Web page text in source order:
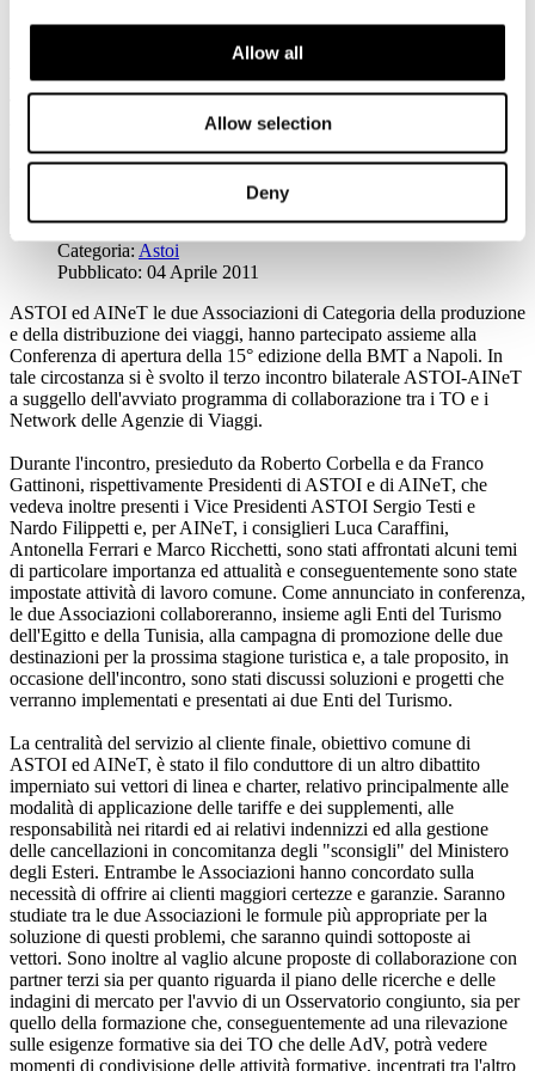
Allow all
Allow selection
Deny
ASTOI - CONFINDUSTRIA VIAGGI
Viale Pasteur n.10 (Palazzo Confindustria) 00144 - Roma
astoinewsonline@astoi.com
Prosegue il dialogo tra ASTOI ed AINeT
Dettagli
Categoria: Astoi
Pubblicato: 04 Aprile 2011
ASTOI ed AINeT le due Associazioni di Categoria della produzione
e della distribuzione dei viaggi, hanno partecipato assieme alla
Conferenza di apertura della 15° edizione della BMT a Napoli. In
tale circostanza si è svolto il terzo incontro bilaterale ASTOI-AINeT
a suggello dell'avviato programma di collaborazione tra i TO e i
Network delle Agenzie di Viaggi.
Durante l'incontro, presieduto da Roberto Corbella e da Franco
Gattinoni, rispettivamente Presidenti di ASTOI e di AINeT, che
vedeva inoltre presenti i Vice Presidenti ASTOI Sergio Testi e
Nardo Filippetti e, per AINeT, i consiglieri Luca Caraffini,
Antonella Ferrari e Marco Ricchetti, sono stati affrontati alcuni temi
di particolare importanza ed attualità e conseguentemente sono state
impostate attività di lavoro comune. Come annunciato in conferenza,
le due Associazioni collaboreranno, insieme agli Enti del Turismo
dell'Egitto e della Tunisia, alla campagna di promozione delle due
destinazioni per la prossima stagione turistica e, a tale proposito, in
occasione dell'incontro, sono stati discussi soluzioni e progetti che
verranno implementati e presentati ai due Enti del Turismo.
La centralità del servizio al cliente finale, obiettivo comune di
ASTOI ed AINeT, è stato il filo conduttore di un altro dibattito
imperniato sui vettori di linea e charter, relativo principalmente alle
modalità di applicazione delle tariffe e dei supplementi, alle
responsabilità nei ritardi ed ai relativi indennizzi ed alla gestione
delle cancellazioni in concomitanza degli "sconsigli" del Ministero
degli Esteri. Entrambe le Associazioni hanno concordato sulla
necessità di offrire ai clienti maggiori certezze e garanzie. Saranno
studiate tra le due Associazioni le formule più appropriate per la
soluzione di questi problemi, che saranno quindi sottoposte ai
vettori. Sono inoltre al vaglio alcune proposte di collaborazione con
partner terzi sia per quanto riguarda il piano delle ricerche e delle
indagini di mercato per l'avvio di un Osservatorio congiunto, sia per
quello della formazione che, conseguentemente ad una rilevazione
sulle esigenze formative sia dei TO che delle AdV, potrà vedere
momenti di condivisione delle attività formative, incentrati tra l'altro